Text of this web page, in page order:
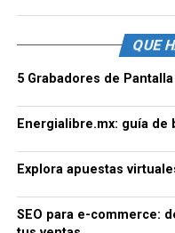
QUE
5 Grabadores de
Energialibre.mx: guía
Explora apuestas
SEO para e-commerce: